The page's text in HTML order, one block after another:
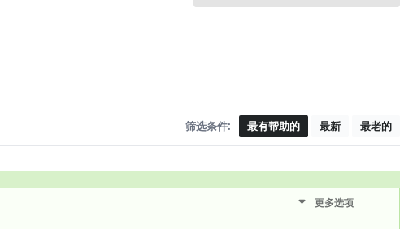
筛选条件: 最有帮助的 最新 最老的
更多选项